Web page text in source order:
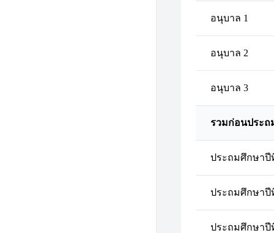
อนุบาล 1
อนุบาล 2
อนุบาล 3
รวมก่อนประถ
ประถมศึกษาปี
ประถมศึกษาปี
ประถมศึกษาปี